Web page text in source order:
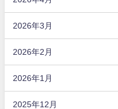
2026年3月
2026年2月
2026年1月
2025年12月